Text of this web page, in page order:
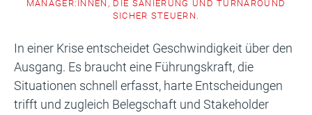
MANAGER:INNEN, DIE SANIERUNG UND TURNAROUND
SICHER STEUERN.
In einer Krise entscheidet Geschwindigkeit über den
Ausgang. Es braucht eine Führungskraft, die
Situationen schnell erfasst, harte Entscheidungen
trifft und zugleich Belegschaft und Stakeholder